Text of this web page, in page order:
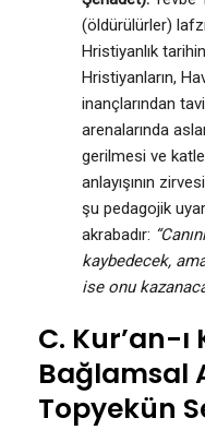
(öldürülürler)
Hristiyanlık
Hristiyanların,
inançlarından
arenalarında
gerilmesi ve
anlayışının
şu pedagojik
akrabadır:
kaybedecek,
ise onu
C. Kur’an-ı
Bağlamsal
Topyekün